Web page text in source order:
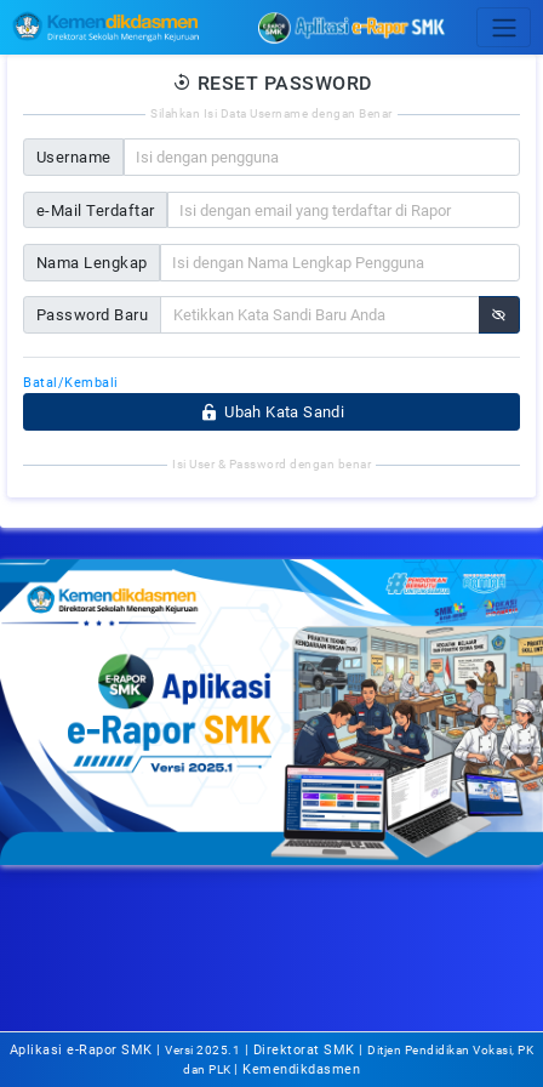
RESET PASSWORD
Silahkan Isi Data Username dengan Benar
Username
e-Mail Terdaftar
Nama Lengkap
Password Baru
Isi User & Password dengan benar